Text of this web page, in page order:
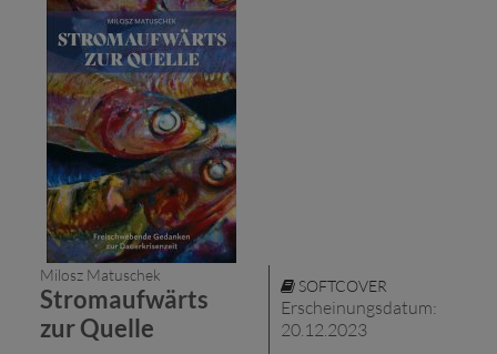
Milosz Matuschek
Stromaufwärts
zur Quelle
SOFTCOVER
Erscheinungsdatum:
20.12.2023